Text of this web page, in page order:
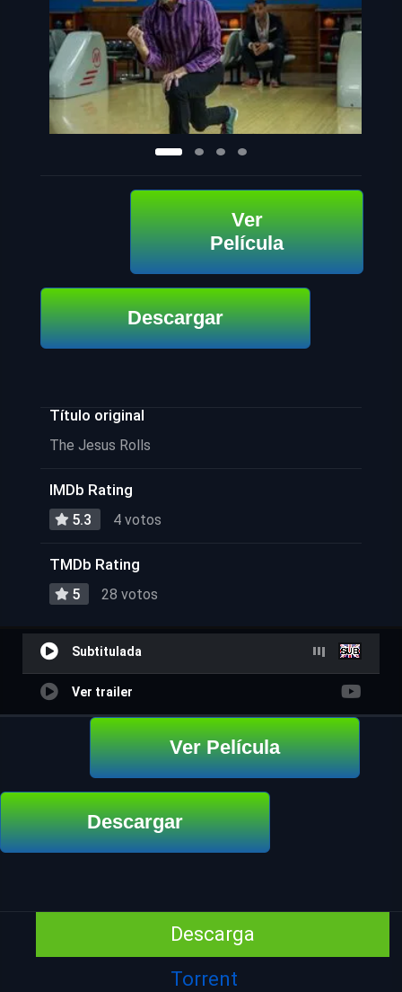
Ver
Película
Descargar
Título original
The Jesus Rolls
IMDb Rating
5.3 4 votos
TMDb Rating
5 28 votos
Subtitulada
Ver trailer
Ver Película
Descargar
Descarga
Torrent